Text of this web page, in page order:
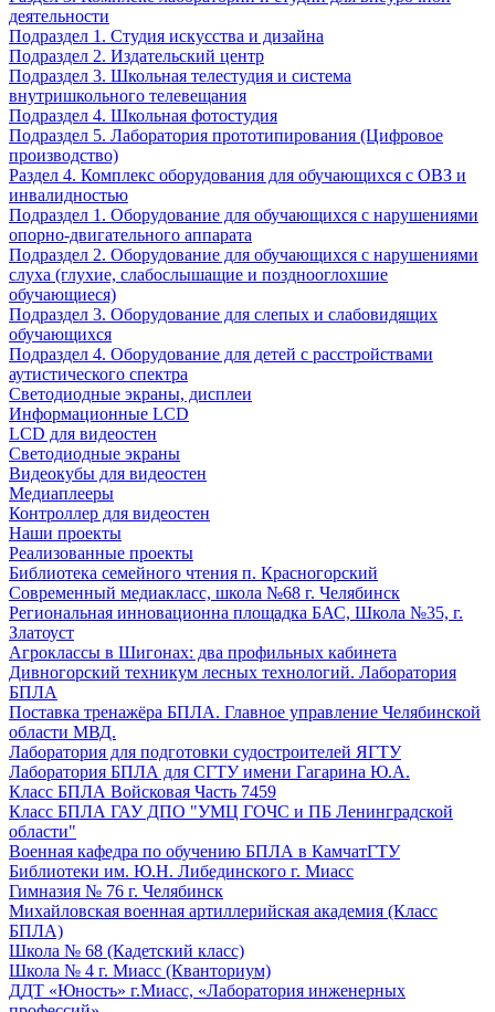
деятельности
Подраздел 1. Студия искусства и дизайна
Подраздел 2. Издательский центр
Подраздел 3. Школьная телестудия и система
внутришкольного телевещания
Подраздел 4. Школьная фотостудия
Подраздел 5. Лаборатория прототипирования (Цифровое
производство)
Раздел 4. Комплекс оборудования для обучающихся с ОВЗ и
инвалидностью
Подраздел 1. Оборудование для обучающихся с нарушениями
опорно-двигательного аппарата
Подраздел 2. Оборудование для обучающихся с нарушениями
слуха (глухие, слабослышащие и позднооглохшие
обучающиеся)
Подраздел 3. Оборудование для слепых и слабовидящих
обучающихся
Подраздел 4. Оборудование для детей с расстройствами
аутистического спектра
Светодиодные экраны, дисплеи
Информационные LCD
LCD для видеостен
Светодиодные экраны
Видеокубы для видеостен
Медиаплееры
Контроллер для видеостен
Наши проекты
Реализованные проекты
Библиотека семейного чтения п. Красногорский
Современный медиакласс, школа №68 г. Челябинск
Региональная инновационна площадка БАС, Школа №35, г.
Златоуст
Агроклассы в Шигонах: два профильных кабинета
Дивногорский техникум лесных технологий. Лаборатория
БПЛА
Поставка тренажёра БПЛА. Главное управление Челябинской
области МВД.
Лаборатория для подготовки судостроителей ЯГТУ
Лаборатория БПЛА для СГТУ имени Гагарина Ю.А.
Класс БПЛА Войсковая Часть 7459
Класс БПЛА ГАУ ДПО "УМЦ ГОЧС и ПБ Ленинградской
области"
Военная кафедра по обучению БПЛА в КамчатГТУ
Библиотеки им. Ю.Н. Либединского г. Миасс
Гимназия № 76 г. Челябинск
Михайловская военная артиллерийская академия (Класс
БПЛА)
Школа № 68 (Кадетский класс)
Школа № 4 г. Миасс (Кванториум)
ДДТ «Юность» г.Миасс, «Лаборатория инженерных